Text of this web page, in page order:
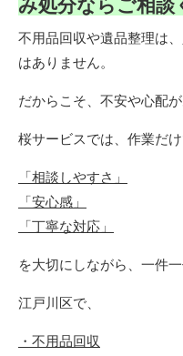
み処分ならご相談
不用品回収や遺品整理は
はありません。
だからこそ、不安や心配
桜サービスでは、作業だけ
「相談しやすさ」
「安心感」
「丁寧な対応」
を大切にしながら、一件
江戸川区で、
・不用品回収